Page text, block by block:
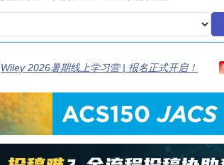
Wiley 2026暑期线上学习营 | 报名正式开启！